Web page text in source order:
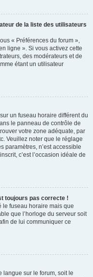
de la liste des utilisateurs
« Préférences du forum »,
ligne ». Si vous activez cette
des modérateurs et de
étant un utilisateur
un fuseau horaire différent du
le panneau de contrôle de
votre zone adéquate, par
Veuillez noter que le réglage
paramètres, n’est accessible
c’est l’occasion idéale de
toujours pas correcte !
le fuseau horaire mais que
que l’horloge du serveur soit
de lui communiquer ce
langue sur le forum, soit le